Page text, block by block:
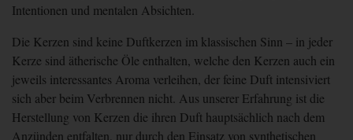
Intentionen und mentalen Absichten.
Die Kerzen sind keine Duftkerzen im klassischen Sinn – in jeder
Kerze sind ätherische Öle enthalten, welche den Kerzen auch ein
jeweils interessantes Aroma verleihen, der feine Duft intensiviert
sich aber beim Verbrennen nicht. Aus unserer Erfahrung ist die
Herstellung von Kerzen die ihren Duft hauptsächlich nach dem
Anzünden entfalten, nur durch den Einsatz von synthetischen